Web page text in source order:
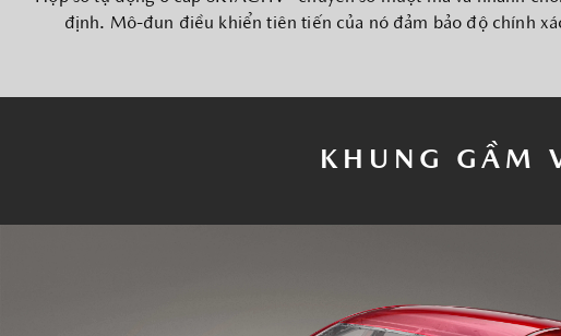
định. Mô-đun điều khiển tiên tiến của nó đảm bảo độ chính
KHUNG GẦM